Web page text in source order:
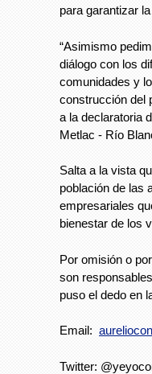
para garantizar
“Asimismo
diálogo con los
comunidades y
construcción del
a la declaratoria
Metlac - Río
Salta a la vista
población de las
empresariales
bienestar de los
Por omisión o
son
puso el dedo en
Email:
Twitter: